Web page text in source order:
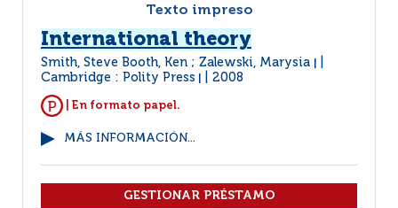
Texto impreso
International theory
Smith, Steve Booth, Ken ; Zalewski, Marysia
Cambridge : Polity Press 2008
| En formato papel.
MÁS INFORMACIÓN...